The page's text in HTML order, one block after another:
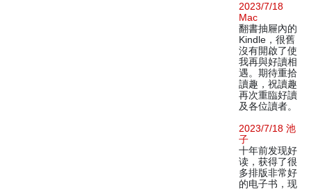
2023/7/18
Mac
翻書抽屜內的
Kindle，很舊
沒有開啟了使
我再與好讀相
遇。期待重拾
讀趣，祝讀趣
再次重臨好讀
及各位讀者。
2023/7/18 池
子
十年前发现好
读，获得了很
多排版非常好
的电子书，现